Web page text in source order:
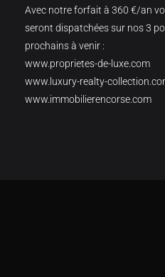
Avec notre forfait à 360 €/an
seront dispatchées sur nos 3
prochains à venir :
www.proprietes-de-luxe.com
www.luxury-realty-
www.immobilierencorse.com